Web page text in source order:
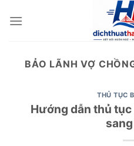
BẢO LÃNH VỢ
THỦ TỤC
Hướng dẫn thủ